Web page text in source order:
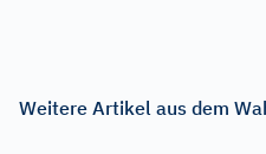
Weitere Artikel aus dem